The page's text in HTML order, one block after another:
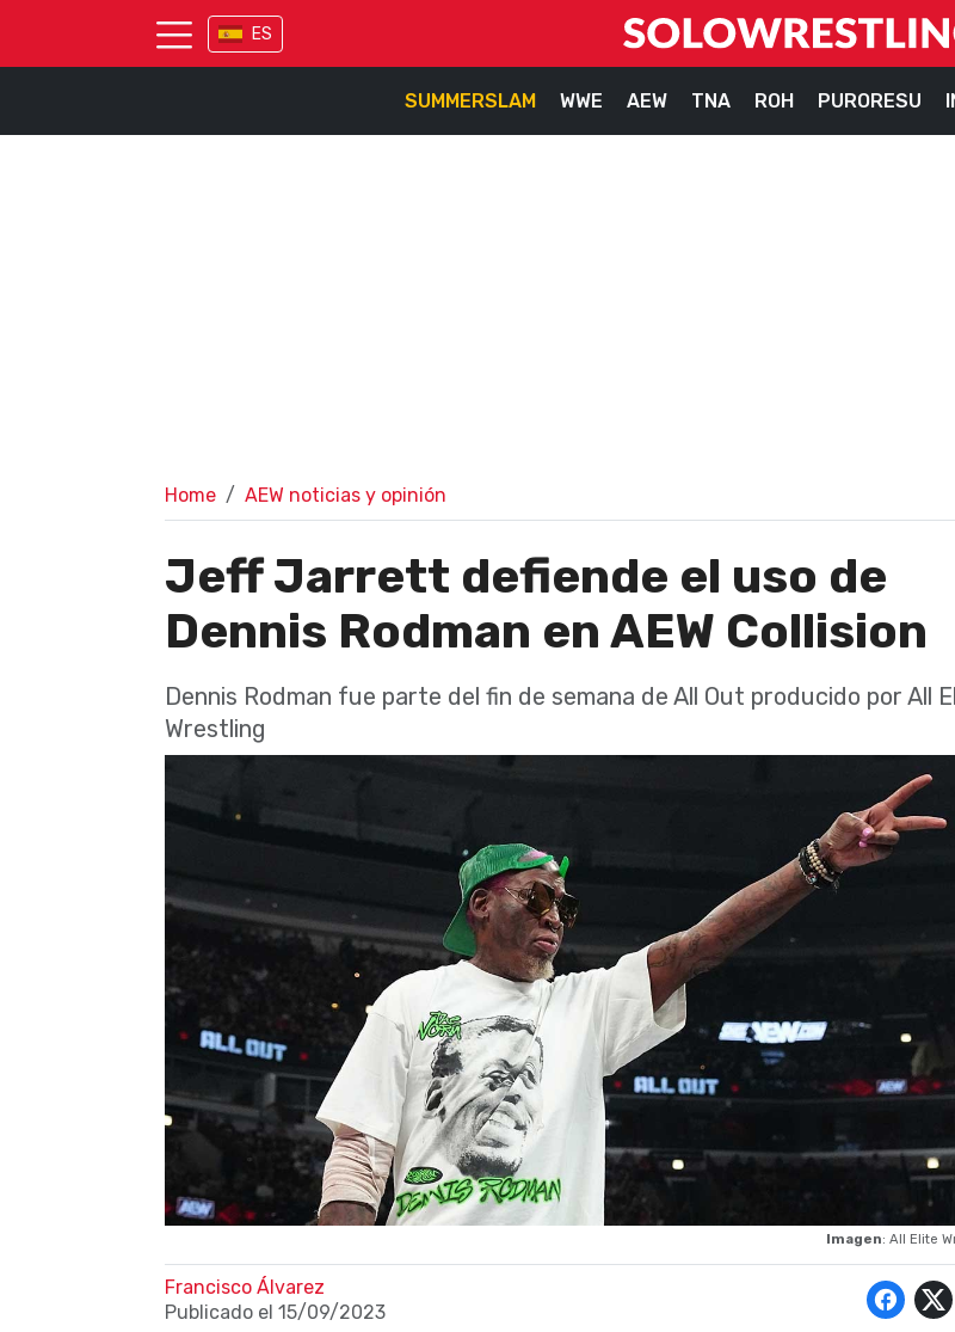
ES
SUMMERSLAM WWE AEW TNA ROH PURORESU
Home AEW noticias y opinión
Jeff Jarrett defiende el uso de
Dennis Rodman en AEW Collision
Dennis Rodman fue parte del fin de semana de All Out producido por All
Wrestling
Imagen: All Elite
Francisco Álvarez
Publicado el 15/09/2023